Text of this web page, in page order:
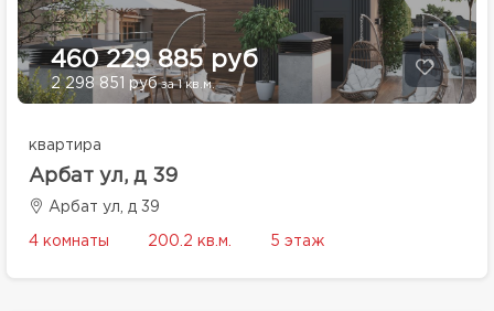
460 229 885 руб
2 298 851 рубза 1 кв.м.
квартира
Арбат ул, д 39
Арбат ул, д 39
4 комнаты 200.2 кв.м. 5 этаж